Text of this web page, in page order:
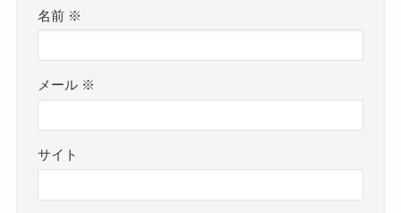
名前 ※
メール ※
サイト